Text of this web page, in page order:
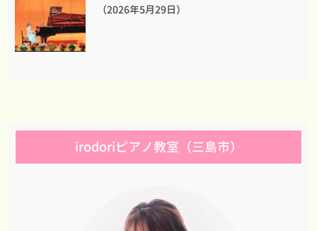
（2026年5月29日）
irodoriピアノ教室（三島市）